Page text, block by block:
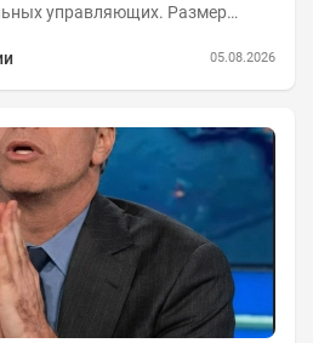
управляющих. Размер
05.08.2026